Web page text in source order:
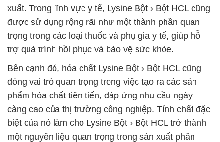
xuất. Trong lĩnh vực y tế, Lysine Bột › Bột HCL cũng
được sử dụng rộng rãi như một thành phần quan
trọng trong các loại thuốc và phụ gia y tế, giúp hỗ
trợ quá trình hồi phục và bảo vệ sức khỏe.
Bên cạnh đó, hóa chất Lysine Bột › Bột HCL cũng
đóng vai trò quan trọng trong việc tạo ra các sản
phẩm hóa chất tiên tiến, đáp ứng nhu cầu ngày
càng cao của thị trường công nghiệp. Tính chất đặc
biệt của nó làm cho Lysine Bột › Bột HCL trở thành
một nguyên liệu quan trọng trong sản xuất phân